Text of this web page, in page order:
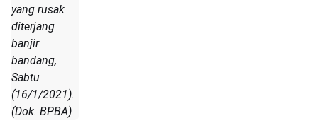
yang rusak
diterjang
banjir
bandang,
Sabtu
(16/1/2021).
(Dok. BPBA)